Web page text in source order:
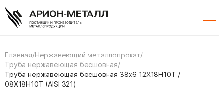
Главная/Нержавеющий металлопрокат/
Труба нержавеющая бесшовная/
Труба нержавеющая бесшовная 38х6 12Х18Н10Т /
08Х18Н10Т (AISI 321)